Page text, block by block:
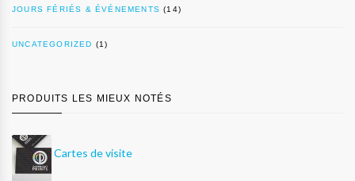
JOURS FÉRIÉS & ÉVÉNEMENTS (14)
UNCATEGORIZED (1)
PRODUITS LES MIEUX NOTÉS
Cartes de visite